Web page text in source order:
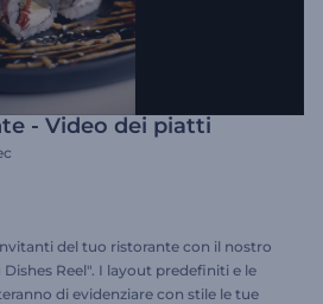
- Video dei piatti
del tuo ristorante con il nostro
Reel". I layout predefiniti e le
di evidenziare con stile le tue